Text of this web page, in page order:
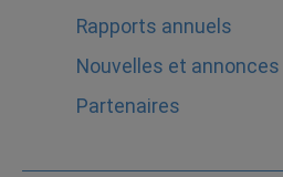
Rapports annuels
Nouvelles et annonces
Partenaires